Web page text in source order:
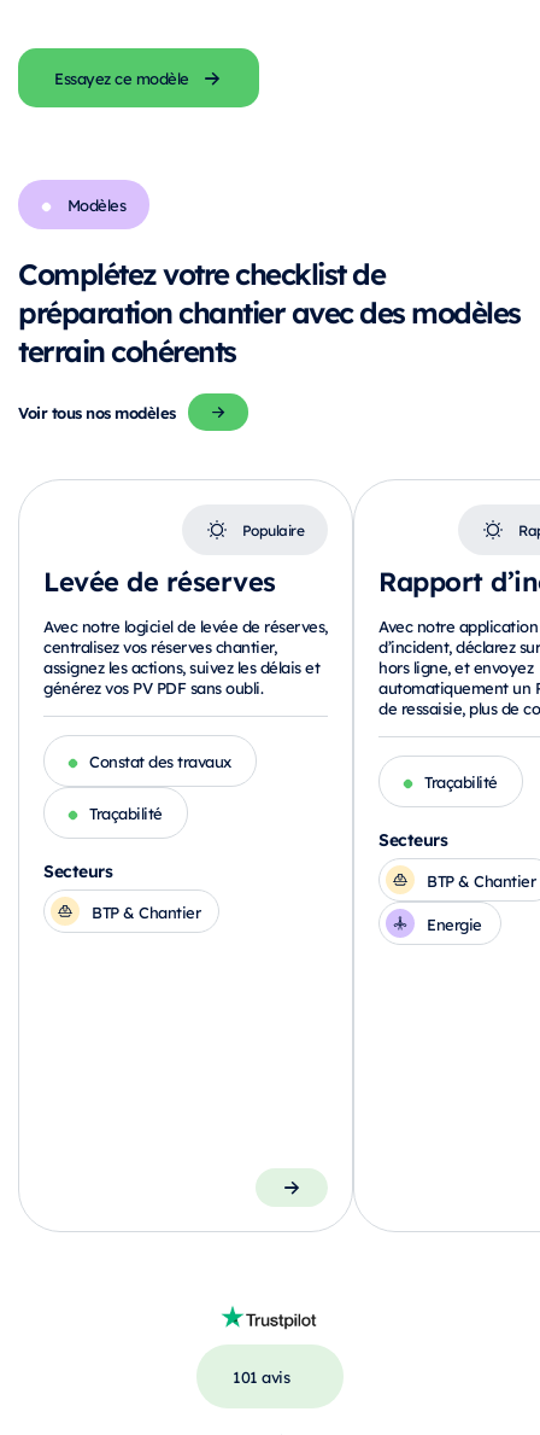
Essayez ce modèle
Modèles
Complétez votre checklist de
préparation chantier avec des modèles
terrain cohérents
Voir tous nos modèles
Levée de réserves
Populaire
Avec notre logiciel de levée de réserves,
centralisez vos réserves chantier,
assignez les actions, suivez les délais et
générez vos PV PDF sans oubli.
Constat des travaux
Traçabilité
Secteurs
BTP & Chantier
Rapport
Avec notre
d’incident, déclarez
hors ligne, et envoyez
automatiquement un
de ressaisie, plus de
Traçabilité
Secteurs
BTP & Chantier
Energie
101 avis